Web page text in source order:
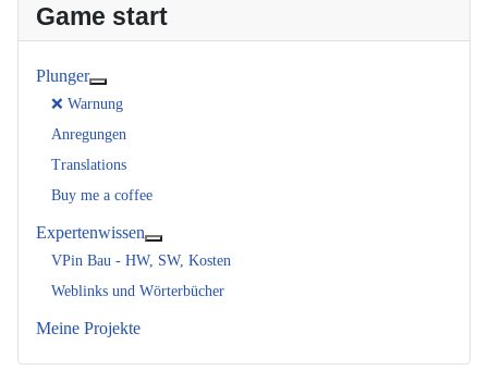
Game start
Plunger
❌ Warnung
Anregungen
Translations
Buy me a coffee
Expertenwissen
VPin Bau - HW, SW, Kosten
Weblinks und Wörterbücher
Meine Projekte